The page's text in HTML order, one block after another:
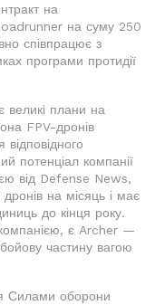
на
на суму 250
співпрацює з
програми протидії
плани на
FPV-дронів
потенціал компанії
від Defense News,
на місяць і має
до кінця року.
є Archer —
частину вагою
Силами оборони